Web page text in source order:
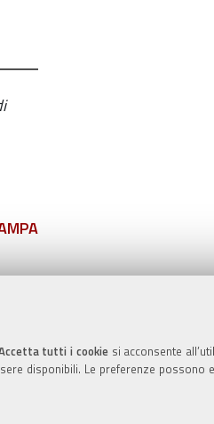
tutti i cookiesi acconsente
disponibili. Le preferenze possono